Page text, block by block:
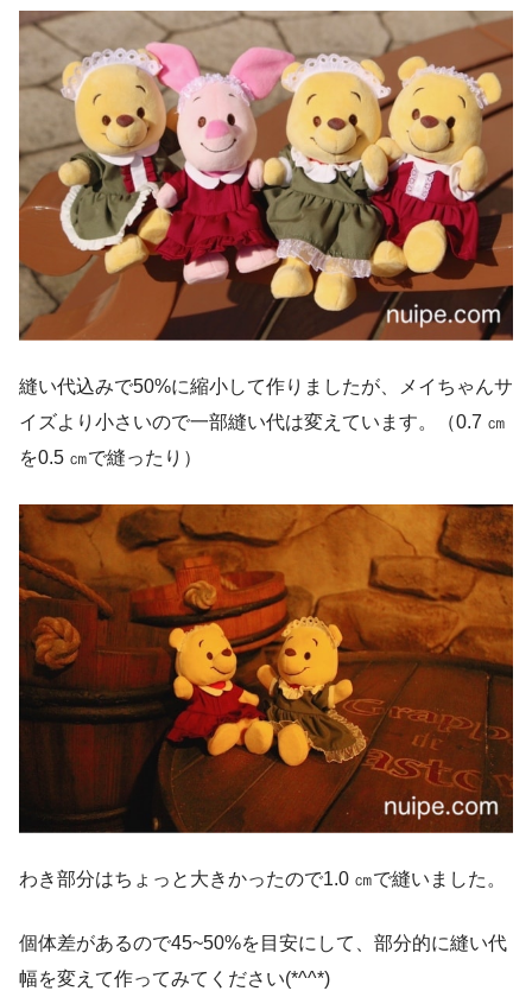
縫い代込みで50%に縮小して作りましたが、メイちゃんサ
イズより小さいので一部縫い代は変えています。（0.7 ㎝
を0.5 ㎝で縫ったり）
わき部分はちょっと大きかったので1.0 ㎝で縫いました。
個体差があるので45~50%を目安にして、部分的に縫い代
幅を変えて作ってみてください(*^^*)